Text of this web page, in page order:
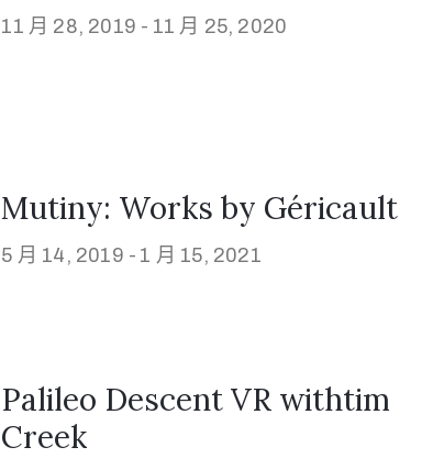
11 月 28, 2019 - 11 月 25, 2020
Mutiny: Works by Géricault
5 月 14, 2019 - 1 月 15, 2021
Palileo Descent VR withtim
Creek